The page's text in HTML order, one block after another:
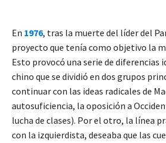
En 1976, tras la muerte del líder del
proyecto que tenía como objetivo la
Esto provocó una serie de
chino que se dividió en dos grupos
continuar con las ideas radicales de
autosuficiencia, la oposición a
lucha de clases). Por el otro, la línea
con la izquierdista, deseaba que las